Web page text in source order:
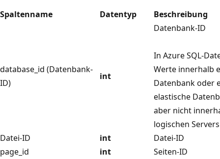
Spaltenname Datentyp Beschreibung
database_id (Datenbank-
ID)
int
Datenbank-ID
In Azure SQL-
Werte innerhalb
Datenbank oder
elastische
aber nicht
logischen
Datei-ID
int
Datei-ID
page_id
int
Seiten-ID